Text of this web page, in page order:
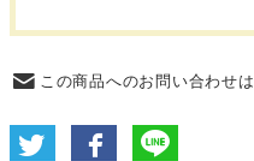
この商品へのお問い合わせは